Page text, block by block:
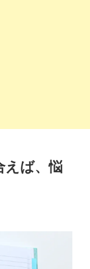
えば、悩